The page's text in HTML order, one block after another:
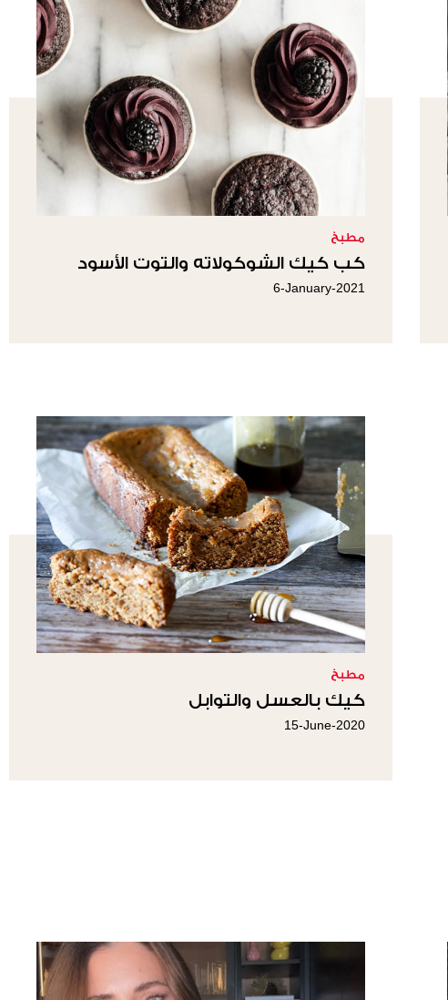
مطبخ
كب كيك الشوكولاته والتوت الأسود
6-January-2021
مطبخ
كيك بالعسل والتوابل
15-June-2020